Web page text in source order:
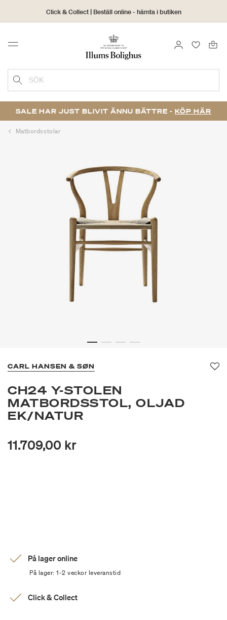
Click & Collect | Beställ online - hämta i butiken
30 dagars returrätt
Menu LOGGA IN
SÖK
SALE HAR JUST BLIVIT ÄNNU BÄTTRE - KÖP HÄR
Matbordsstolar
CARL HANSEN & SØN
CH24 Y-STOLEN
MATBORDSSTOL, OLJAD
EK/NATUR
11.709,00 kr
På lager online
På lager: 1-2 veckor leveranstid
Click & Collect